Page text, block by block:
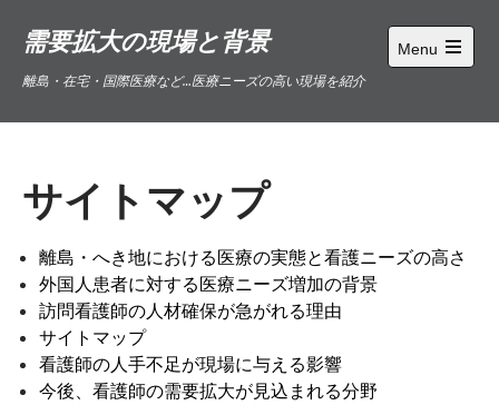
需要拡大の現場と背景
離島・在宅・国際医療など…医療ニーズの高い現場を紹介
Menu
Open
サイトマップ
離島・へき地における医療の実態と看護ニーズの高さ
外国人患者に対する医療ニーズ増加の背景
訪問看護師の人材確保が急がれる理由
サイトマップ
看護師の人手不足が現場に与える影響
今後、看護師の需要拡大が見込まれる分野